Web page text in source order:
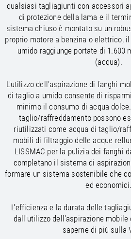
Netherlands/EN
Norway /EN
Poland/EN
Portugal/EN ES
Romania/EN
Russian Federation
Slovakia/ EN
Slovenia/EN
Spain/ EN ES
Sweden/EN
Switzerland/EN DE
Turkey/EN
Ukraine / EN
United Kingdom
qualsiasi tagliagiunti con accessori
di protezione della lama e il
sistema chiuso è montato su un
proprio motore a benzina o elettrico,
umido raggiunge portate di 1.600
(acqua).
L'utilizzo dell’aspirazione di fanghi
di taglio a umido consente di
minimo il consumo di acqua
taglio/raffreddamento possono
riutilizzati come acqua di taglio/
mobili di filtraggio delle acque
LISSMAC per la pulizia dei fanghi
completano il sistema di
formare un sistema sostenibile che
ed economici.
L'efficienza e la durata delle
dall'utilizzo dell'aspirazione mobile
saperne di più sulla